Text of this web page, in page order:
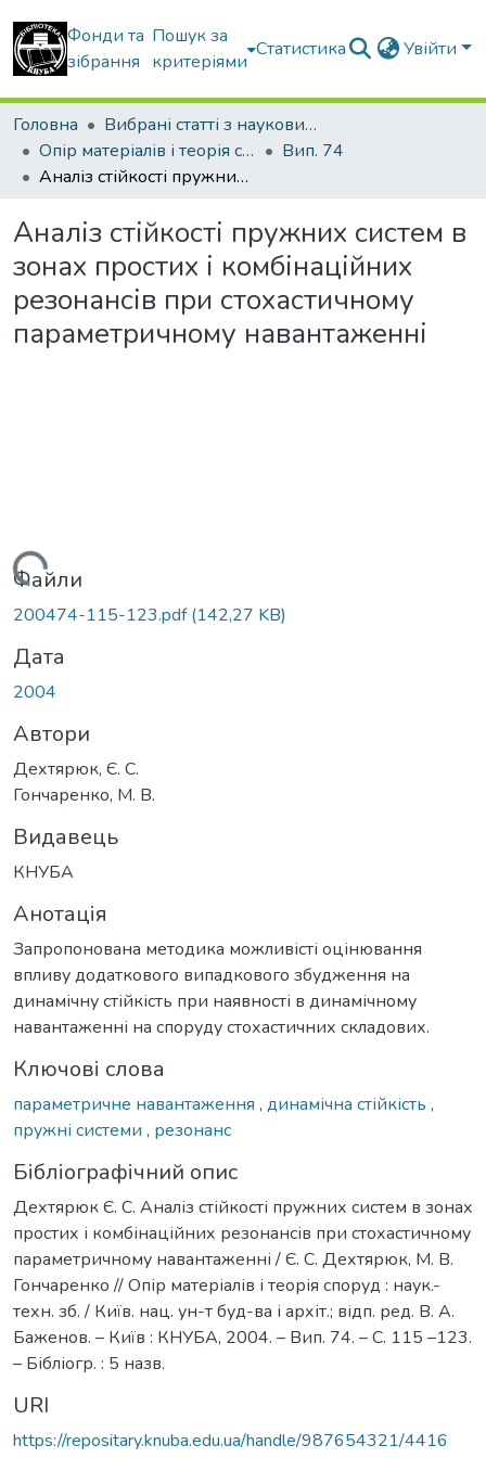
Фонди та
зібрання
Пошук за
критеріями
Статистика Увійти
Головна
Вибрані статті з наукових збірників КНУБА
Опір матеріалів і теорія споруд
Вип. 74
Аналіз стійкості пружних систем в зонах простих і комбінаційних резонансів при стохастичному параметричному навантаженні
Аналіз стійкості пружних систем в
зонах простих і комбінаційних
резонансів при стохастичному
параметричному навантаженні
Вантажиться...
Файли
200474-115-123.pdf(142,27 KB)
Дата
2004
Автори
Дехтярюк, Є. С.
Гончаренко, М. В.
Видавець
КНУБА
Анотація
Запропонована методика можливісті оцінювання
впливу додаткового випадкового збудження на
динамічну стійкість при наявності в динамічному
навантаженні на споруду стохастичних складових.
Ключові слова
параметричне навантаження , динамічна стійкість ,
пружні системи , резонанс
Бібліографічний опис
Дехтярюк Є. С. Аналіз стійкості пружних систем в зонах
простих і комбінаційних резонансів при стохастичному
параметричному навантаженні / Є. С. Дехтярюк, М. В.
Гончаренко // Опір матеріалів і теорія споруд : наук.-
техн. зб. / Київ. нац. ун-т буд-ва і архіт.; відп. ред. В. А.
Баженов. – Київ : КНУБА, 2004. – Вип. 74. – С. 115 –123.
– Бібліогр. : 5 назв.
URI
https://repositary.knuba.edu.ua/handle/987654321/4416